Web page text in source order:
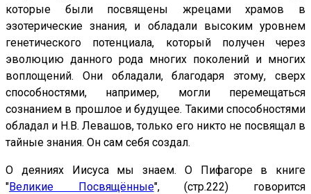
которые были посвящены жрецами храмов в
эзотерические знания, и обладали высоким уровнем
генетического потенциала, который получен через
эволюцию данного рода многих поколений и многих
воплощений. Они обладали, благодаря этому, сверх
способностями, например, могли перемещаться
сознанием в прошлое и будущее. Такими способностями
обладал и Н.В. Левашов, только его никто не посвящал в
тайные знания. Он сам себя создал.
О деяниях Иисуса мы знаем. О Пифагоре в книге
"Великие Посвящённые", (стр.222) говорится